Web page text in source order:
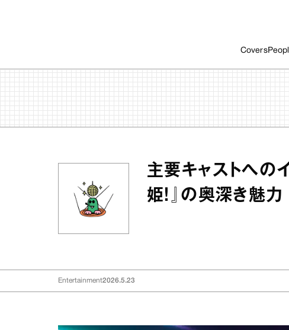
Covers
主要キャストへの
姫！』の奥深き魅力
Entertainment2026.5.23